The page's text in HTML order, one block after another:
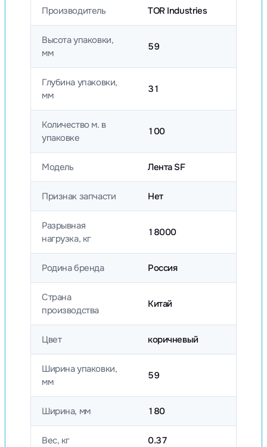
Производитель TOR Industries
Высота упаковки,
мм
59
Глубина упаковки,
мм
31
Количество м. в
упаковке
100
Модель Лента SF
Признак запчасти Нет
Разрывная
нагрузка, кг
18000
Родина бренда Россия
Страна
производства
Китай
Цвет коричневый
Ширина упаковки,
мм
59
Ширина, мм 180
Вес, кг 0.37